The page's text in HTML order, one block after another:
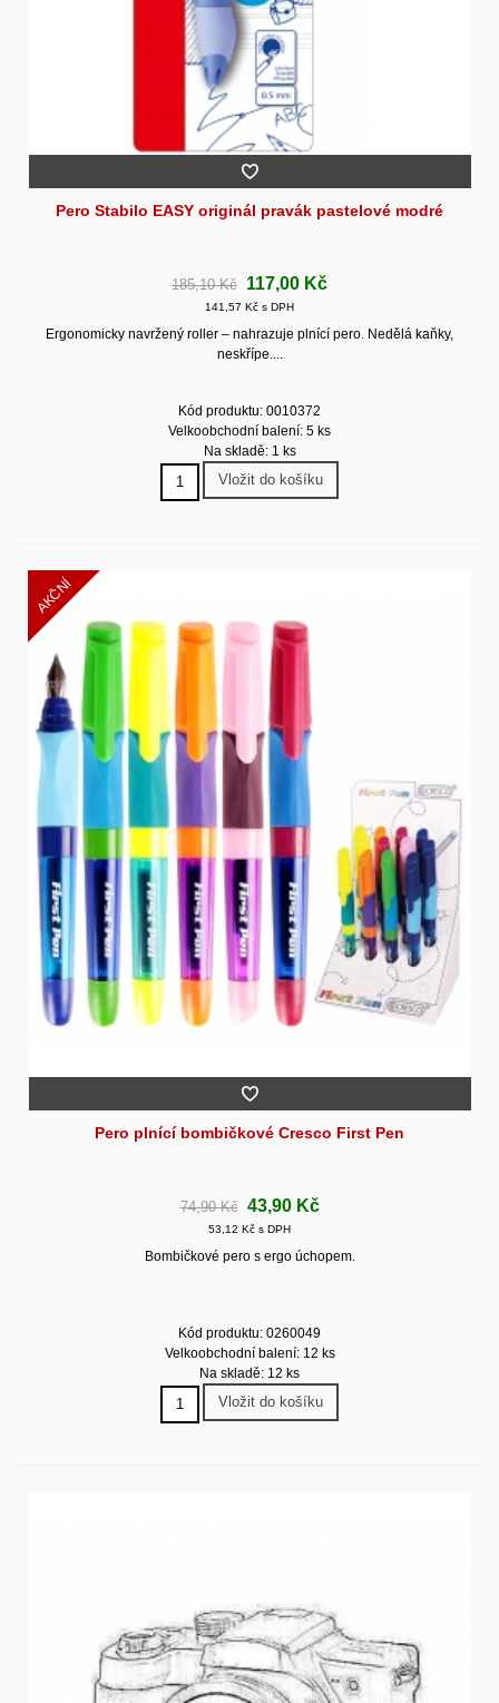
Pero Stabilo EASY originál pravák pastelové modré
185,10 Kč 117,00 Kč
141,57 Kč s DPH
Ergonomicky navržený roller – nahrazuje plnící pero. Nedělá kaňky,
neskřípe....
Kód produktu: 0010372
Velkoobchodní balení: 5 ks
Na skladě: 1 ks
Vložit do košíku
AKČNÍ
Pero plnící bombičkové Cresco First Pen
74,90 Kč 43,90 Kč
53,12 Kč s DPH
Bombičkové pero s ergo úchopem.
Kód produktu: 0260049
Velkoobchodní balení: 12 ks
Na skladě: 12 ks
Vložit do košíku